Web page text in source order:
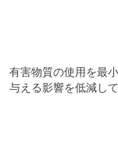
有害物質の使用を最
与える影響を低減して